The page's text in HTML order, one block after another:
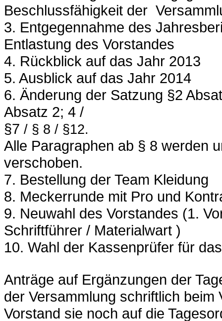
Beschlussfähigkeit der
3. Entgegennahme des
Entlastung des Vorstandes
4. Rückblick auf das Jahr 2013
5. Ausblick auf das Jahr 2014
6. Änderung der Satzung §2
Absatz 2; 4 /
§7 / § 8 / §12.
Alle Paragraphen ab § 8 werden
verschoben.
7. Bestellung der Team Kleidung
8. Meckerrunde mit Pro und
9. Neuwahl des Vorstandes (1.
Schriftführer / Materialwart )
10. Wahl der Kassenprüfer für
Anträge auf Ergänzungen der
der Versammlung schriftlich
Vorstand sie noch auf die